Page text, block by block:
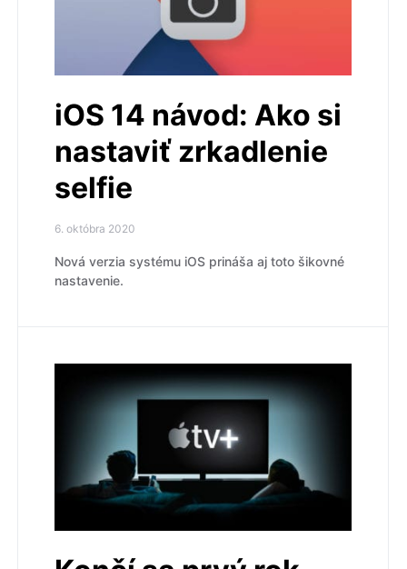
iOS 14 návod: Ako si
nastaviť zrkadlenie
selfie
6. októbra 2020
Nová verzia systému iOS prináša aj toto šikovné
nastavenie.